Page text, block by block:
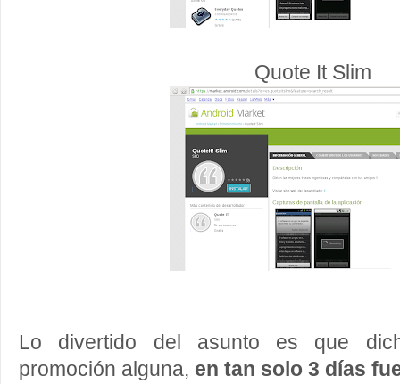
Quote It Slim
Lo divertido del asunto es que
promoción alguna, en tan solo 3 días